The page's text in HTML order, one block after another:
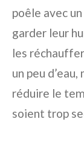
poêle avec
garder leur
les
un peu
réduire le
soient trop